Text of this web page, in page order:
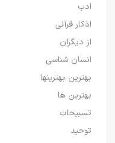
ادب
اذکار قرآنی
از دیگران
انسان شناسی
بهترین بهترینها
بهترین ها
تسبیحات
توحید